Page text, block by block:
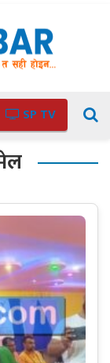
SP TV